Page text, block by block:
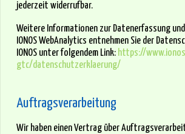
jederzeit widerrufbar.
Weitere Informationen zur Datenerfassung
IONOS WebAnalytics entnehmen Sie der
IONOS unter folgendem Link: https://
gtc/datenschutzerklaerung/
Auftragsverarbeitung
Wir haben einen Vertrag über